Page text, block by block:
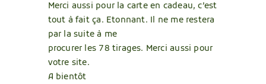
Merci aussi pour la carte en cadeau, c’est
tout à fait ça. Etonnant. Il ne me restera
par la suite à me
procurer les 78 tirages. Merci aussi pour
votre site.
A bientôt